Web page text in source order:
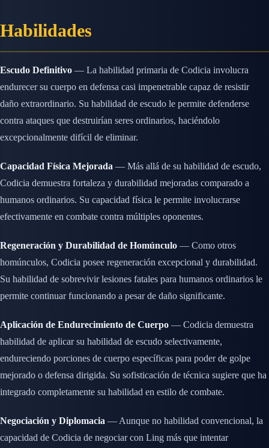
Habilidades
Escudo Definitivo — La habilidad primaria de Codicia involucra
endurecer su cuerpo en defensa casi impenetrable capaz de resistir
daño extraordinario. Su habilidad de escudo le permite defenderse
contra ataques que destruirían seres ordinarios, haciéndolo
excepcionalmente difícil de eliminar.
Capacidad Física Mejorada — Más allá de su habilidad de escudo,
Codicia demuestra fortaleza y durabilidad mejoradas comparado a
humanos ordinarios. Su capacidad física le permite involucrarse
efectivamente en combate contra múltiples oponentes.
Regeneración y Durabilidad de Homúnculo — Como otros
homúnculos, Codicia posee regeneración excepcional y durabilidad.
Su habilidad de sobrevivir lesiones fatales para humanos ordinarios le
permite continuar funcionando a pesar de daño significante.
Aplicación de Endurecimiento de Cuerpo — Codicia demuestra
habilidad de aplicar su habilidad de escudo selectivamente,
endureciendo porciones de cuerpo específicas para poder de golpe
mejorado o defensa dirigida. Su sofisticación de técnica sugiere que ha
integrado completamente su habilidad en estilo de combate.
Negociación y Diplomacia — Aunque no habilidad convencional, la
capacidad de Codicia de negociar con Ling más que intentar